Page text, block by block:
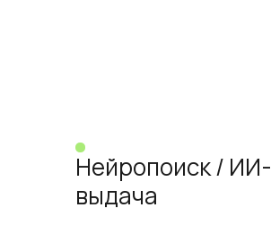
Нейропоиск / ИИ-
выдача